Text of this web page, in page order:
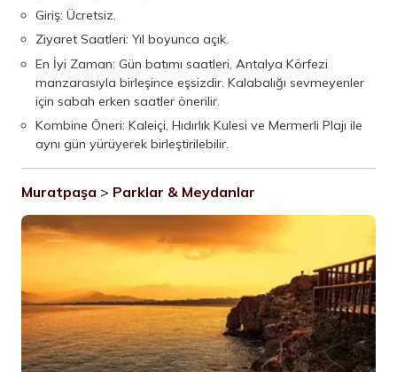
Giriş: Ücretsiz.
Ziyaret Saatleri: Yıl boyunca açık.
En İyi Zaman: Gün batımı saatleri, Antalya Körfezi
manzarasıyla birleşince eşsizdir. Kalabalığı sevmeyenler
için sabah erken saatler önerilir.
Kombine Öneri: Kaleiçi, Hıdırlık Kulesi ve Mermerli Plajı ile
aynı gün yürüyerek birleştirilebilir.
Muratpaşa > Parklar & Meydanlar